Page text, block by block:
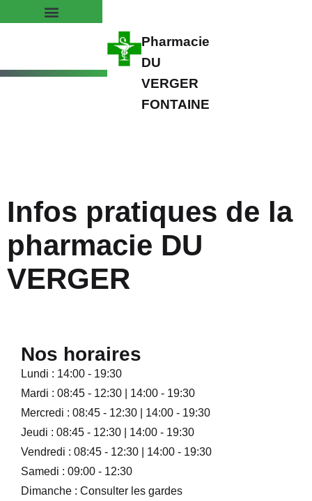
Pharmacie
DU
VERGER
FONTAINE
Infos pratiques de la
pharmacie DU
VERGER
Nos horaires
Lundi : 14:00 - 19:30
Mardi : 08:45 - 12:30 | 14:00 - 19:30
Mercredi : 08:45 - 12:30 | 14:00 - 19:30
Jeudi : 08:45 - 12:30 | 14:00 - 19:30
Vendredi : 08:45 - 12:30 | 14:00 - 19:30
Samedi : 09:00 - 12:30
Dimanche : Consulter les gardes